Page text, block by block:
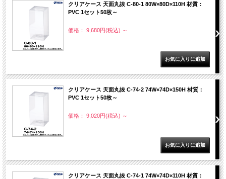
クリアケース 天面丸抜 C-80-1 80W×80D×110H 材質：
PVC 1セット50枚～
価格： 9,680円(税込) ～
クリアケース 天面丸抜 C-74-2 74W×74D×150H 材質：
PVC 1セット50枚～
価格： 9,020円(税込) ～
クリアケース 天面丸抜 C-74-1 74W×74D×110H 材質：